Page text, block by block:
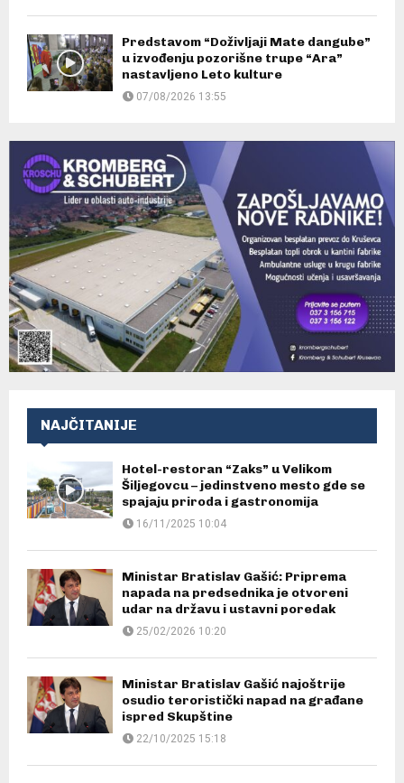
Predstavom “Doživljaji Mate dangube”
u izvođenju pozorišne trupe “Ara”
nastavljeno Leto kulture
07/08/2026 13:55
NAJČITANIJE
Hotel-restoran “Zaks” u Velikom
Šiljegovcu – jedinstveno mesto gde se
spajaju priroda i gastronomija
16/11/2025 10:04
Ministar Bratislav Gašić: Priprema
napada na predsednika je otvoreni
udar na državu i ustavni poredak
25/02/2026 10:20
Ministar Bratislav Gašić najoštrije
osudio teroristički napad na građane
ispred Skupštine
22/10/2025 15:18